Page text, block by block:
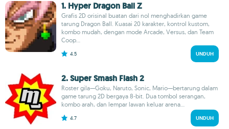
1. Hyper Dragon Ball Z
Grafis 2D orisinal buatan dari nol menghadirkan game
tarung Dragon Ball. Kuasai 20 karakter, kontrol kustom,
kombo mudah, dengan mode Arcade, Versus, dan Team
Coop...
4.5 UNDUH
2. Super Smash Flash 2
Roster gila—Goku, Naruto, Sonic, Mario—bertarung dalam
game tarung 2D bergaya 8‑bit. Dua tombol serangan,
kombo arah, dan lempar lawan keluar arena...
4.7 UNDUH